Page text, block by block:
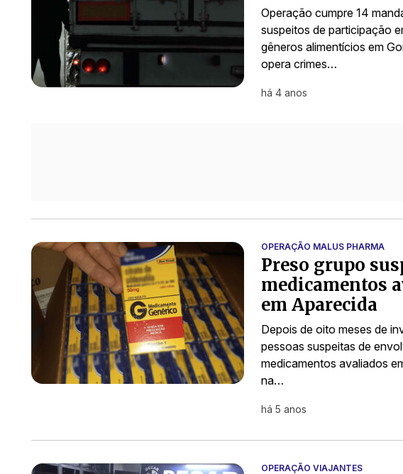
Operação cumpre 14
suspeitos de participação
gêneros alimentícios em
opera crimes…
há 4 anos
OPERAÇÃO MALUS PHARMA
Preso grupo
medicamentos
em Aparecida
Depois de oito meses de
pessoas suspeitas de
medicamentos avaliados
na…
há 5 anos
OPERAÇÃO VIAJANTES